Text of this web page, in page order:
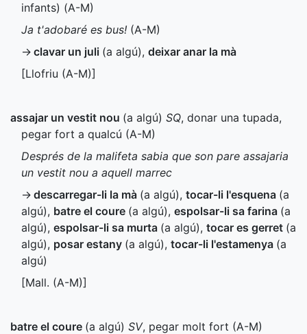
infants) (A-M)
Ja t'adobaré es bus! (A-M)
→ clavar un juli (a algú), deixar anar la mà
[Llofriu (A-M)]
assajar un vestit nou (a algú) SQ, donar una tupada,
pegar fort a qualcú (A-M)
Després de la malifeta sabia que son pare assajaria
un vestit nou a aquell marrec
→ descarregar-li la mà (a algú), tocar-li l'esquena (a
algú), batre el coure (a algú), espolsar-li sa farina (a
algú), espolsar-li sa murta (a algú), tocar es gerret (a
algú), posar estany (a algú), tocar-li l'estamenya (a
algú)
[Mall. (A-M)]
batre el coure (a algú) SV, pegar molt fort (A-M)